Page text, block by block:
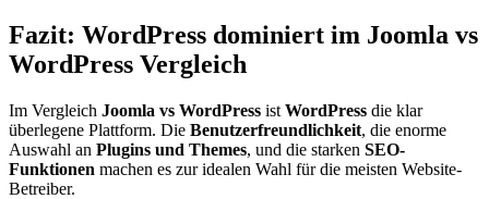
Fazit: WordPress dominiert im Joomla vs
WordPress Vergleich
Im Vergleich Joomla vs WordPress ist WordPress die klar
überlegene Plattform. Die Benutzerfreundlichkeit, die enorme
Auswahl an Plugins und Themes, und die starken SEO-
Funktionen machen es zur idealen Wahl für die meisten Website-
Betreiber.